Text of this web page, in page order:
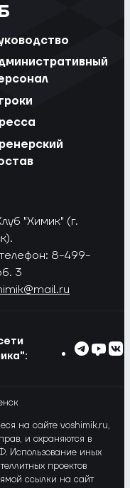
"Химик" (г.
8-499-
3
на сайте voshimik.ru,
и охраняются в
Использование иных
проектов
ссылки на сайт